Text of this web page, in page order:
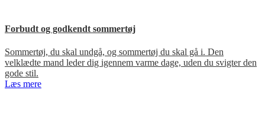
Forbudt og godkendt sommertøj
Sommertøj, du skal undgå, og sommertøj du skal gå i. Den
velklædte mand leder dig igennem varme dage, uden du svigter den
gode stil.
Læs mere